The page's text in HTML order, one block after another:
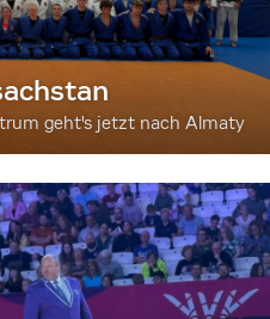
geht's jetzt nach Almaty